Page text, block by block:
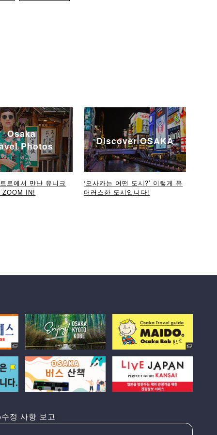
Osaka
Photos
로에서 만난 유니크
ZOOM IN!
Discover OSAKA
‘오사카는 어떤 도시?’ 이렇게 유
머러스한 도시입니다!
수정 사항 보고